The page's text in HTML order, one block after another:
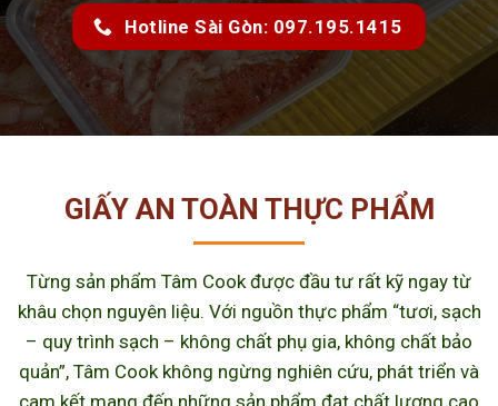
Hotline Sài Gòn: 097.195.1415
GIẤY AN TOÀN THỰC PHẨM
Từng sản phẩm Tâm Cook được đầu tư rất kỹ ngay từ
khâu chọn nguyên liệu. Với nguồn thực phẩm “tươi, sạch
– quy trình sạch – không chất phụ gia, không chất bảo
quản”, Tâm Cook không ngừng nghiên cứu, phát triển và
cam kết mang đến những sản phẩm đạt chất lượng cao